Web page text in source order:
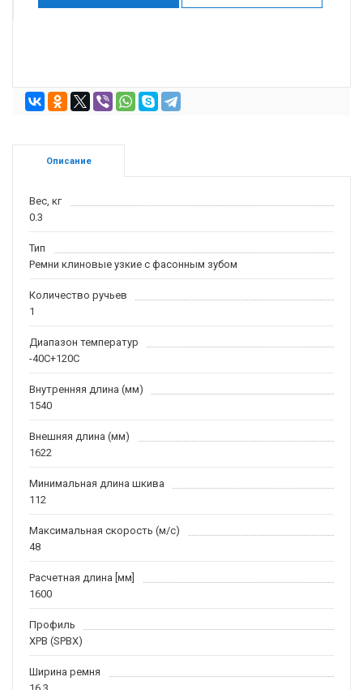
Описание
Вес, кг
0.3
Тип
Ремни клиновые узкие с фасонным зубом
Количество ручьев
1
Диапазон температур
-40С+120С
Внутренняя длина (мм)
1540
Внешняя длина (мм)
1622
Минимальная длина шкива
112
Максимальная скорость (м/c)
48
Расчетная длина [мм]
1600
Профиль
XPB (SPBX)
Ширина ремня